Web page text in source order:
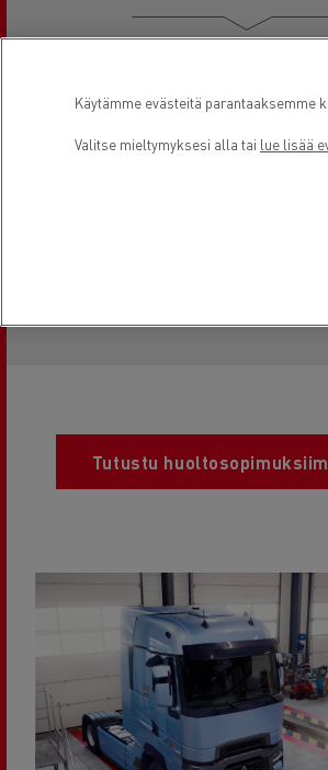
on tärkeää. Laiminlyöty öljynvaihto,
rengaspaine tai pyöränsuuntauksen
Tutustu
Käytämme evästeitä parantaaksemme
Valitse mieltymyksesi alla tai lue lisää